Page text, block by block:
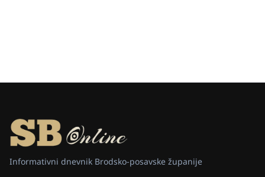
Informativni dnevnik Brodsko-posavske županije